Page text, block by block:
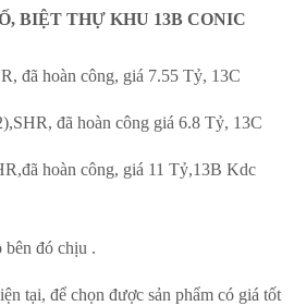
BIỆT THỰ KHU 13B CONIC
đã hoàn công, giá 7.55 Tỷ, 13C
đã hoàn công giá 6.8 Tỷ, 13C
hoàn công, giá 11 Tỷ,13B Kdc
bên đó chịu .
tại, để chọn được sản phẩm có giá tốt